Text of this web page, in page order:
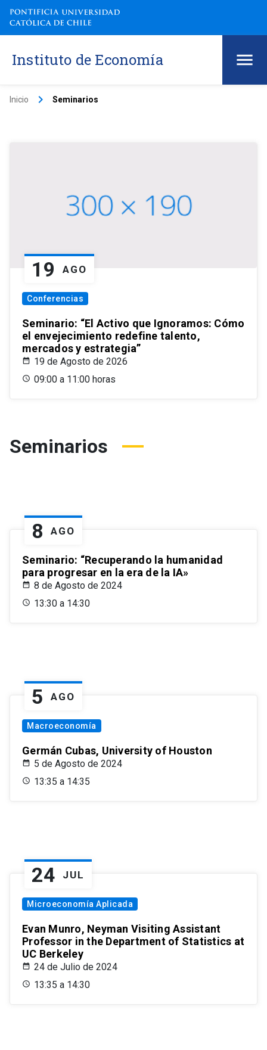
Instituto de Economía
Inicio keyboard_arrow_right Seminarios
19 AGO
Conferencias
Seminario: “El Activo que Ignoramos: Cómo
el envejecimiento redefine talento,
mercados y estrategia”
19 de Agosto de 2026
09:00 a 11:00 horas
Seminarios
8 AGO
Seminario: “Recuperando la humanidad
para progresar en la era de la IA»
8 de Agosto de 2024
13:30 a 14:30
5 AGO
Macroeconomía
Germán Cubas, University of Houston
5 de Agosto de 2024
13:35 a 14:35
24 JUL
Microeconomía Aplicada
Evan Munro, Neyman Visiting Assistant
Professor in the Department of Statistics at
UC Berkeley
24 de Julio de 2024
13:35 a 14:30